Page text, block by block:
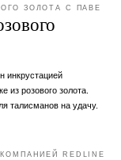
ЗОЛОТА С ПАВЕ
инкрустацией
из розового золота.
талисманов на удачу.
REDLINE